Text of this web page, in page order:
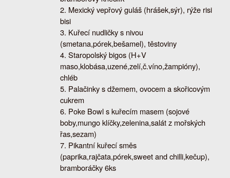
Mexický vepřový guláš (hrášek,sýr), rýže risi
bisi
Kuřecí nudličky s nivou
(smetana,pórek,bešamel), těstoviny
Staropolský bigos (H+V
maso,klobása,uzené,zelí,č.víno,žampióny),
chléb
Palačinky s džemem, ovocem a skořicovým
cukrem
Poke Bowl s kuřecím masem (sojové
boby,mungo klíčky,zelenina,salát z mořských
řas,sezam)
Pikantní kuřecí směs
(paprika,rajčata,pórek,sweet and chilli,kečup),
bramboráčky 6ks